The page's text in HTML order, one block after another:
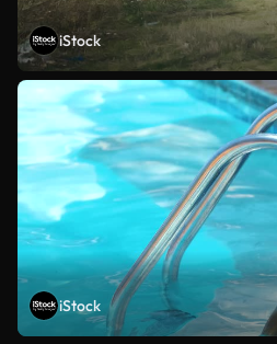
iStock
iStock